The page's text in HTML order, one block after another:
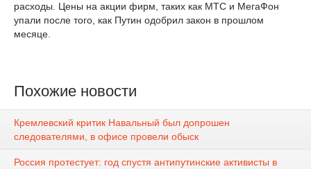
расходы. Цены на акции фирм, таких как МТС и МегаФон
упали после того, как Путин одобрил закон в прошлом
месяце.
Похожие новости
Кремлевский критик Навальный был допрошен
следователями, в офисе провели обыск
Россия протестует: год спустя антипутинские активисты в